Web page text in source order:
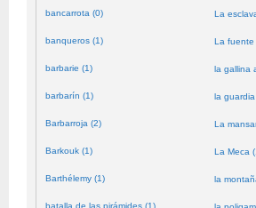
bancarrota (0)
banqueros (1)
barbarie (1)
barbarín (1)
Barbarroja (2)
Barkouk (1)
Barthélemy (1)
batalla de las pirámides (1)
La
La fuente
la gallina
la
La
La Meca
la